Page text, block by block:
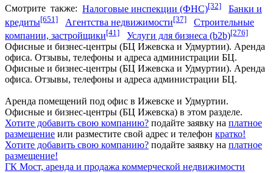
Смотрите также: Налоговые инспекции (ФНС)[32]
Банки и
кредиты[651] Агентства недвижимости[37]
Строительные
компании, застройщики[41] Услуги для бизнеса (b2b)[276]
Офисные и бизнес-центры (БЦ Ижевска и Удмуртии). Аренда
офиса. Отзывы, телефоны и адреса администрации БЦ.
Офисные и бизнес-центры (БЦ Ижевска и Удмуртии). Аренда
офиса. Отзывы, телефоны и адреса администрации БЦ.
Аренда помещений под офис в Ижевске и Удмуртии.
Офисные и бизнес-центры (БЦ Ижевска) в этом разделе.
Хотите добавить свою компанию? подайте заявку на платное
размещение или разместите свой адрес и телефон кратко!
Хотите добавить свою компанию? подайте заявку на платное
размещение!
ГК Мост, аренда и продажа коммерческой недвижимости